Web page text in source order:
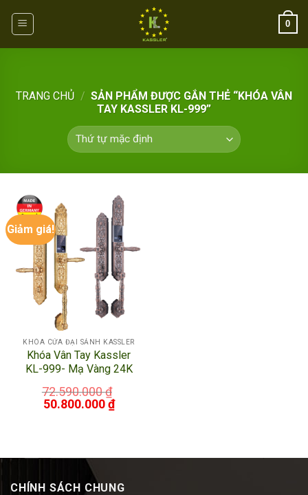
0
TRANG CHỦ / SẢN PHẨM ĐƯỢC GẮN THẺ “KHÓA VÂN
TAY KASSLER KL-999”
Giảm giá!
KHÓA CỬA ĐẠI SẢNH KASSLER
Khóa Vân Tay Kassler
KL-999- Mạ Vàng 24K
72.590.000₫
50.800.000₫
CHÍNH SÁCH CHUNG